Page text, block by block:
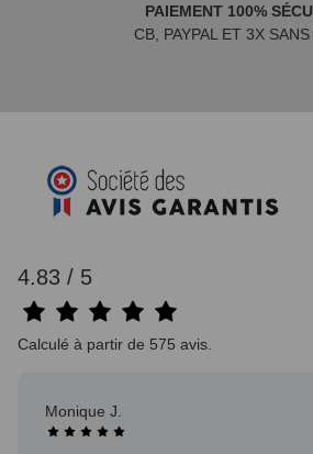
PAIEMENT 100%
CB, PAYPAL ET 3X
4.83 / 5
Calculé à partir de 575 avis.
Monique J.